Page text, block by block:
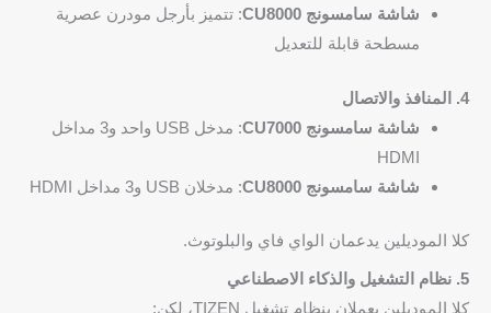
شاشة سامسونج CU8000
: تتميز بأرجل مودرن عصرية
مسطحة قابلة للتعديل
4. المنافذ والاتصال
شاشة سامسونج CU7000
: مدخل USB واحد و3 مداخل
HDMI
شاشة سامسونج CU8000
: مدخلان USB و3 مداخل HDMI
كلا الموديلين يدعمان الواي فاي والبلوتوث.
5. نظام التشغيل والذكاء الاصطناعي
كلا الموديلين يعملان بنظام تشغيل TIZEN، لكن: